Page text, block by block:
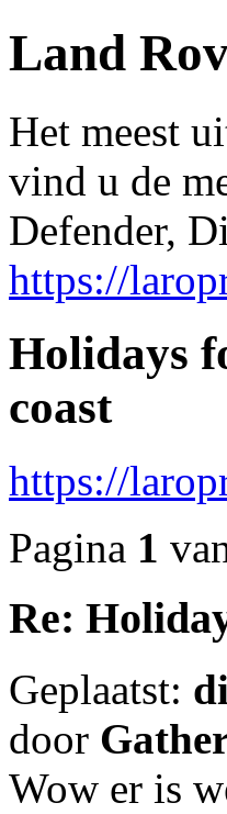
Land
Het meest
vind u de
Defender,
https://
Holidays
coast
https://
Pagina 1
Re:
Geplaatst:
door
Wow er is